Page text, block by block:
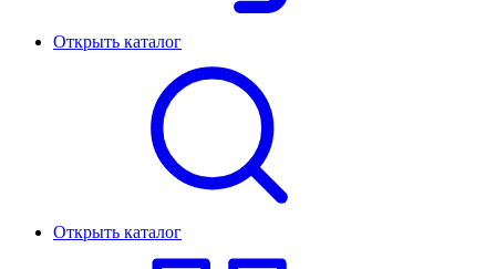
Открыть каталог
Открыть каталог